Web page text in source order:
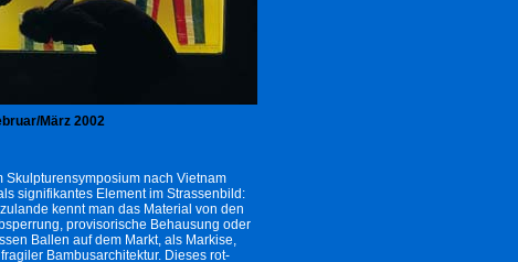
März 2002
nach Vietnam
signifikantes Element im Strassenbild:
kennt man das Material von den
provisorische Behausung oder
Ballen auf dem Markt, als Markise,
Bambusarchitektur. Dieses rot-